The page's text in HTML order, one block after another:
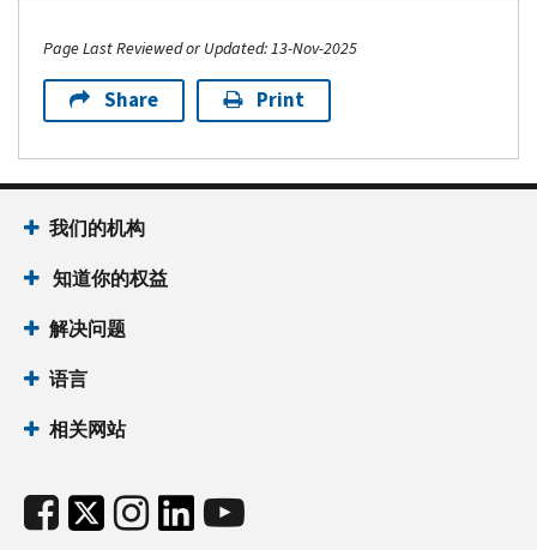
Page Last Reviewed or Updated: 13-Nov-2025
Share Print
我们的机构
知道你的权益
解决问题
语言
相关网站